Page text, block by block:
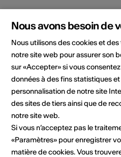
d'une
de
Lieu de la formation
Nous avons besoin de
Nous utilisons des cookies et
notre site web pour assurer son
sur «Accepter» si vous
données à des fins statistiques
personnalisation de notre site
des sites de tiers ainsi que de
notre site web.
Si vous n’acceptez pas le
«Paramètres» pour enregistrer
matière de cookies. Vous